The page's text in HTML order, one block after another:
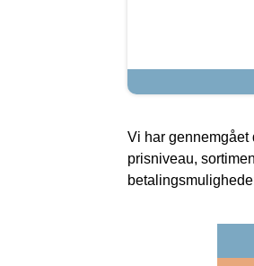
Vi har gennemgået
prisniveau,